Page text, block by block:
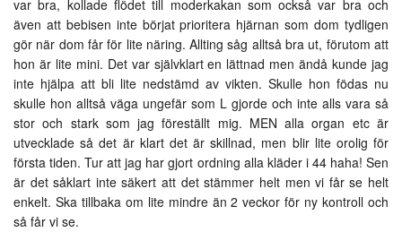
var bra, kollade flödet till moderkakan som också var bra och
även att bebisen inte börjat prioritera hjärnan som dom tydligen
gör när dom får för lite näring. Allting såg alltså bra ut, förutom att
hon är lite mini. Det var självklart en lättnad men ändå kunde jag
inte hjälpa att bli lite nedstämd av vikten. Skulle hon födas nu
skulle hon alltså väga ungefär som L gjorde och inte alls vara så
stor och stark som jag föreställt mig. MEN alla organ etc är
utvecklade så det är klart det är skillnad, men blir lite orolig för
första tiden. Tur att jag har gjort ordning alla kläder i 44 haha! Sen
är det såklart inte säkert att det stämmer helt men vi får se helt
enkelt. Ska tillbaka om lite mindre än 2 veckor för ny kontroll och
så får vi se.